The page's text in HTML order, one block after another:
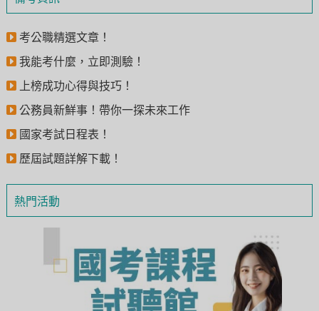
考公職精選文章！
我能考什麼，立即測驗！
上榜成功心得與技巧！
公務員新鮮事！帶你一探未來工作
國家考試日程表！
歷屆試題詳解下載！
熱門活動